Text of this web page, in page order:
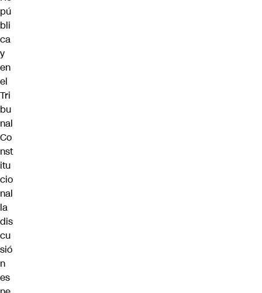
pú
bli
ca
y
en
el
Tri
bu
nal
Co
nst
itu
cio
nal
la
dis
cu
sió
n
es